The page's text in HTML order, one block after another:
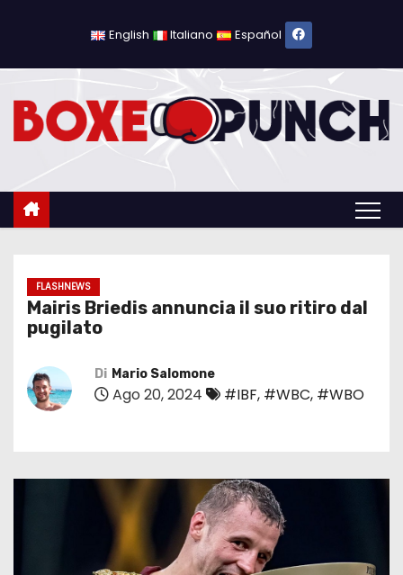
c
English Italiano Español
FLASHNEWS
Mairis Briedis annuncia il suo ritiro dal
pugilato
Di Mario Salomone
Ago 20, 2024 #IBF, #WBC, #WBO